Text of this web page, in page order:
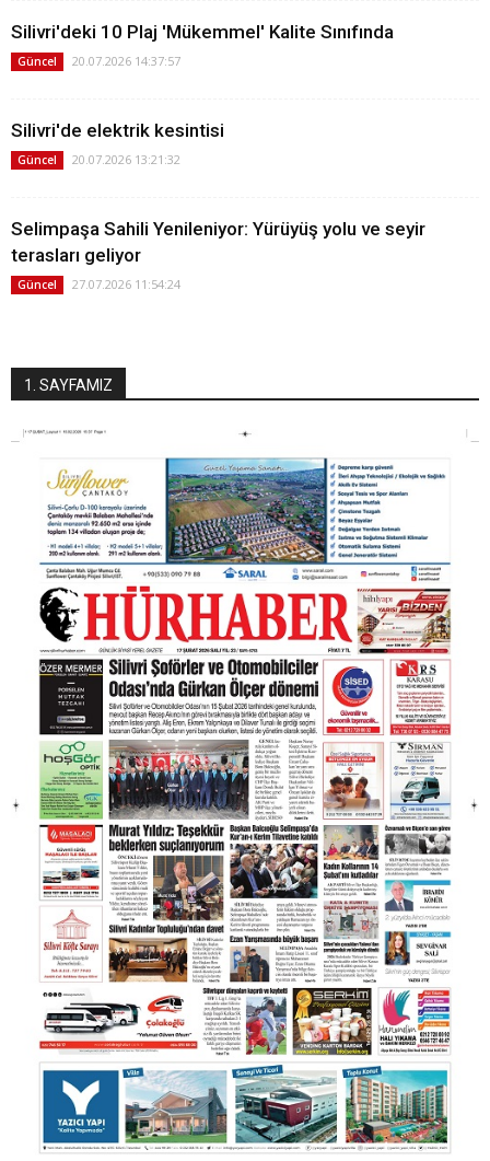
Silivri'deki 10 Plaj 'Mükemmel' Kalite Sınıfında
Güncel 20.07.2026 14:37:57
Silivri'de elektrik kesintisi
Güncel 20.07.2026 13:21:32
Selimpaşa Sahili Yenileniyor: Yürüyüş yolu ve seyir
terasları geliyor
Güncel 27.07.2026 11:54:24
1. SAYFAMIZ